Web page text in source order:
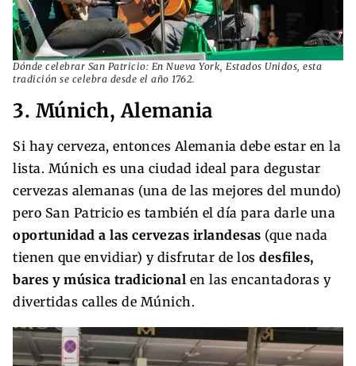
Dónde celebrar San Patricio: En Nueva York, Estados Unidos, esta
tradición se celebra desde el año 1762.
3. Múnich, Alemania
Si hay cerveza, entonces Alemania debe estar en la
lista. Múnich es una ciudad ideal para degustar
cervezas alemanas (una de las mejores del mundo)
pero San Patricio es también el día para darle una
oportunidad a las cervezas irlandesas (que nada
tienen que envidiar) y disfrutar de los desfiles,
bares y música tradicional en las encantadoras y
divertidas calles de Múnich.